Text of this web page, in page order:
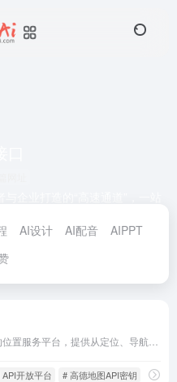
种能力，提供价格方案、速率
箱及最佳实践，让创意即刻落
生产级能力。
AI设计 AI配音 AIPPT
开放平台 # 高德地图API密钥